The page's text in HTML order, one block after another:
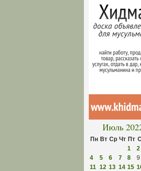
Июль
Пн Вт Ср Чт Пт
1
2
4
5 6 7 8 9
11 12 13 14 15